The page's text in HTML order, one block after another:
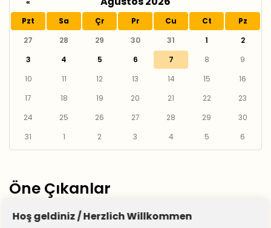
Pzt Sa Çr Pr Cu Ct
Pz
27
28 29 30 31 1
2
3
4 5 6 7 8
9
10
11 12 13 14 15
16
17
18 19 20 21 22
23
24
25 26 27 28 29
30
31
1 2 3 4 5 6
Öne Çıkanlar
Hoş geldiniz / Herzlich Willkommen